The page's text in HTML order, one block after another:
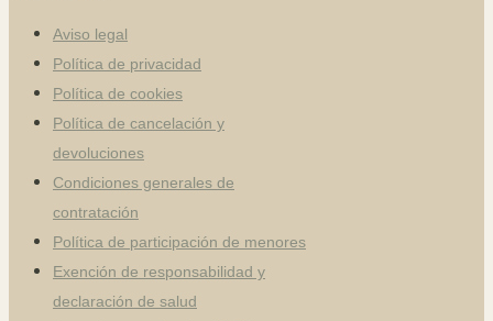
Aviso legal
Política de privacidad
Política de cookies
Política de cancelación y
devoluciones
Condiciones generales de
contratación
Política de participación de menores
Exención de responsabilidad y
declaración de salud